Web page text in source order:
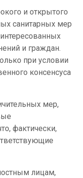
и открытого
санитарных мер
и граждан.
при условии
консенсуса
мер,
фактически,
лицам,